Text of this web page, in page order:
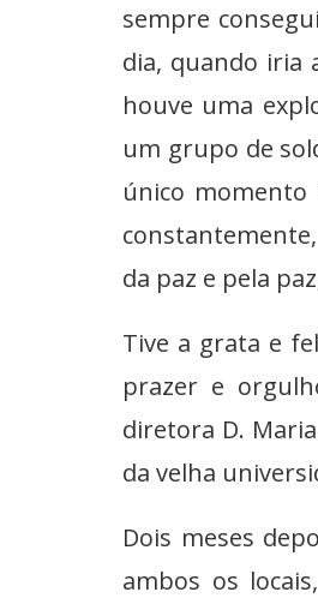
sempre
dia, quando iria
houve uma
um grupo de
único
da paz e pela
Tive a grata e
prazer e
diretora D.
da velha
Dois meses
ambos os